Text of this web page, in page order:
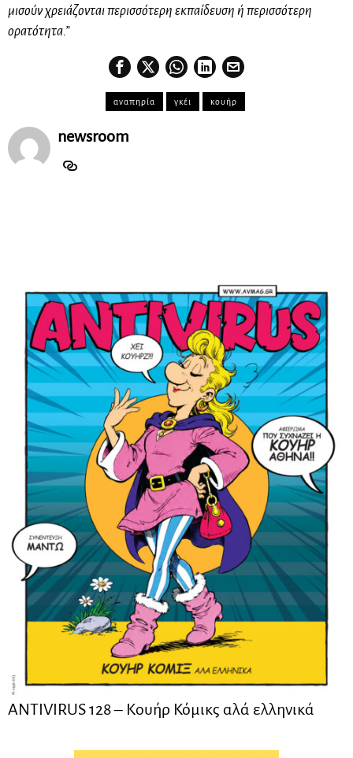
μισούν χρειάζονται περισσότερη εκπαίδευση ή περισσότερη
ορατότητα.”
αναπηρία γκέι κουήρ
newsroom
ANTIVIRUS 128 – Kουήρ Κόμικς αλά ελληνικά